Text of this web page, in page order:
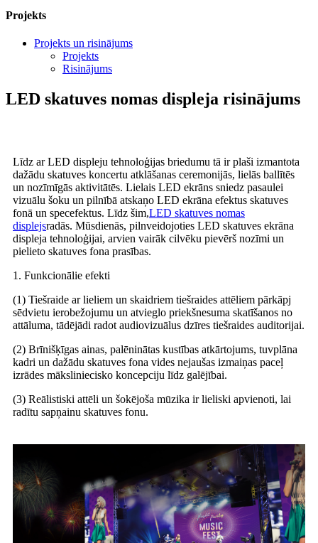
Projekts
Projekts un risinājums
Projekts
Risinājums
LED skatuves nomas displeja risinājums
Līdz ar LED displeju tehnoloģijas briedumu tā ir plaši izmantota
dažādu skatuves koncertu atklāšanas ceremonijās, lielās ballītēs
un nozīmīgās aktivitātēs. Lielais LED ekrāns sniedz pasaulei
vizuālu šoku un pilnībā atskaņo LED ekrāna efektus skatuves
fonā un specefektus. Līdz šim,LED skatuves nomas
displejsradās. Mūsdienās, pilnveidojoties LED skatuves ekrāna
displeja tehnoloģijai, arvien vairāk cilvēku pievērš nozīmi un
pielieto skatuves fona prasības.
1. Funkcionālie efekti
(1) Tiešraide ar lieliem un skaidriem tiešraides attēliem pārkāpj
sēdvietu ierobežojumu un atvieglo priekšnesuma skatīšanos no
attāluma, tādējādi radot audiovizuālus dzīres tiešraides auditorijai.
(2) Brīnišķīgas ainas, palēninātas kustības atkārtojums, tuvplāna
kadri un dažādu skatuves fona vides nejaušas izmaiņas paceļ
izrādes māksliniecisko koncepciju līdz galējībai.
(3) Reālistiski attēli un šokējoša mūzika ir lieliski apvienoti, lai
radītu sapņainu skatuves fonu.